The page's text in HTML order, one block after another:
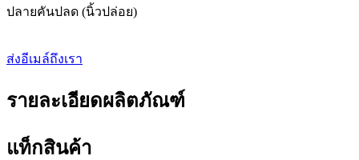
ปลายคันปลด (นิ้วปล่อย)
ส่งอีเมล์ถึงเรา
รายละเอียดผลิตภัณฑ์
แท็กสินค้า